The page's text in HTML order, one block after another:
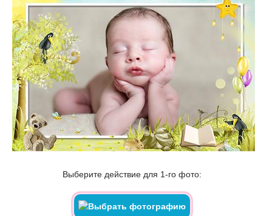
Выберите действие для 1-го фото: